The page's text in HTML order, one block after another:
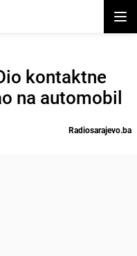
kontaktne
na automobil
Radiosarajevo.ba